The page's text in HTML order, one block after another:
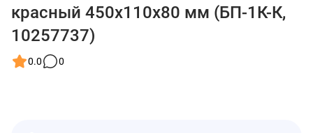
красный 450x110x80 мм (БП-1К-К,
10257737)
0.0 0